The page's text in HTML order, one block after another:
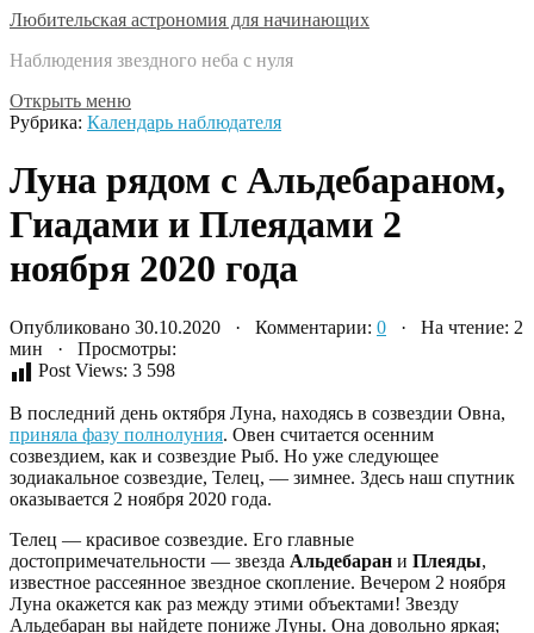
Любительская астрономия для начинающих
Наблюдения звездного неба с нуля
Открыть меню
Рубрика: Календарь наблюдателя
Луна рядом с Альдебараном,
Гиадами и Плеядами 2
ноября 2020 года
Опубликовано 30.10.2020 · Комментарии: 0 · На чтение: 2
мин · Просмотры:
Post Views: 3 598
В последний день октября Луна, находясь в созвездии Овна,
приняла фазу полнолуния. Овен считается осенним
созвездием, как и созвездие Рыб. Но уже следующее
зодиакальное созвездие, Телец, — зимнее. Здесь наш спутник
оказывается 2 ноября 2020 года.
Телец — красивое созвездие. Его главные
достопримечательности — звезда Альдебаран и Плеяды,
известное рассеянное звездное скопление. Вечером 2 ноября
Луна окажется как раз между этими объектами! Звезду
Альдебаран вы найдете пониже Луны. Она довольно яркая;